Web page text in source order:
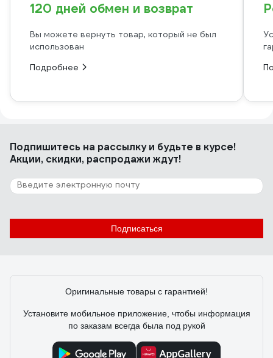
120 дней обмен и возврат
Вы можете вернуть товар, который не был
использован
Подробнее
Подпишитесь на рассылкуи будьте в курсе!
Акции, скидки, распродажи ждут!
Подписаться
Оригинальные товары с гарантией!
Установите мобильное приложение, чтобы информация
по заказам всегда была под рукой